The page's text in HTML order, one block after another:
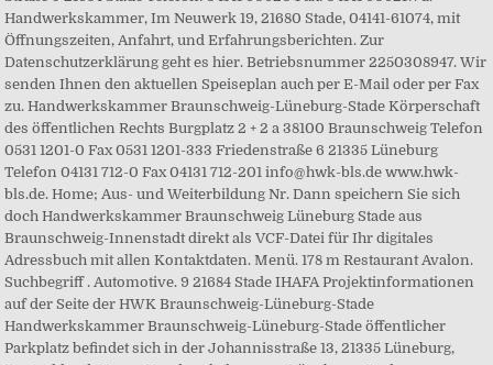
Handwerkskammer, Im Neuwerk 19, 21680 Stade, 04141-61074, mit
Öffnungszeiten, Anfahrt, und Erfahrungsberichten. Zur
Datenschutzerklärung geht es hier. Betriebsnummer 2250308947. Wir
senden Ihnen den aktuellen Speiseplan auch per E-Mail oder per Fax
zu. Handwerkskammer Braunschweig-Lüneburg-Stade Körperschaft
des öffentlichen Rechts Burgplatz 2 + 2 a 38100 Braunschweig Telefon
0531 1201-0 Fax 0531 1201-333 Friedenstraße 6 21335 Lüneburg
Telefon 04131 712-0 Fax 04131 712-201 info@hwk-bls.de www.hwk-
bls.de. Home; Aus- und Weiterbildung Nr. Dann speichern Sie sich
doch Handwerkskammer Braunschweig Lüneburg Stade aus
Braunschweig-Innenstadt direkt als VCF-Datei für Ihr digitales
Adressbuch mit allen Kontaktdaten. Menü. 178 m Restaurant Avalon.
Suchbegriff . Automotive. 9 21684 Stade IHAFA Projektinformationen
auf der Seite der HWK Braunschweig-Lüneburg-Stade
Handwerkskammer Braunschweig-Lüneburg-Stade öffentlicher
Parkplatz befindet sich in der Johannisstraße 13, 21335 Lüneburg,